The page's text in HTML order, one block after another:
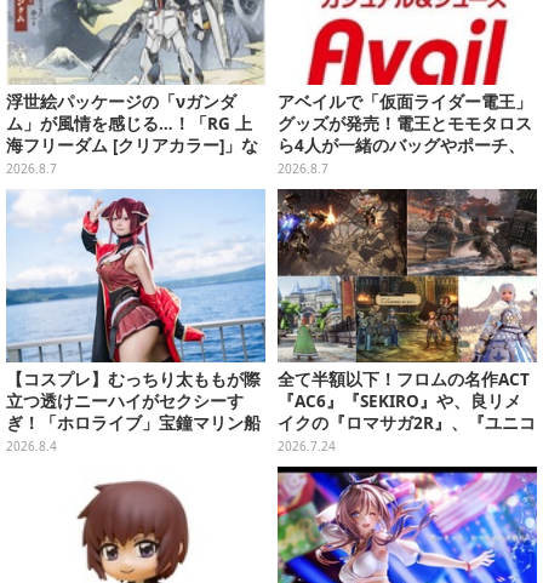
浮世絵パッケージの「νガンダ
ム」が風情を感じる…！「RG 上
海フリーダム [クリアカラー]」な
どガンプラ2商品が8月順次発売
2026.8.7
アベイルで「仮面ライダー電王」
グッズが発売！電王とモモタロス
ら4人が一緒のバッグやポーチ、
収納ボックスも
2026.8.7
【コスプレ】むっちり太ももが際
立つ透けニーハイがセクシーす
ぎ！「ホロライブ」宝鐘マリン船
長が反則級の可愛いへそ出し姿で
2026.8.4
全て半額以下！フロムの名作ACT
『AC6』『SEKIRO』や、良リメ
イクの『ロマサガ2R』、『ユニコ
ーンオーバーロード』と『SO6』
もお手頃価格に【PS Storeのお薦
めセール】
2026.7.24